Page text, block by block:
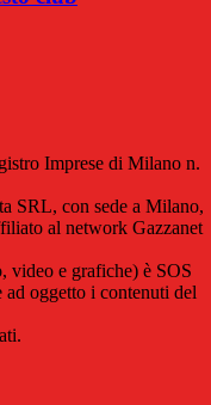
Imprese di Milano n.
SRL, con sede a Milano,
al network Gazzanet
video e grafiche) è SOS
oggetto i contenuti del